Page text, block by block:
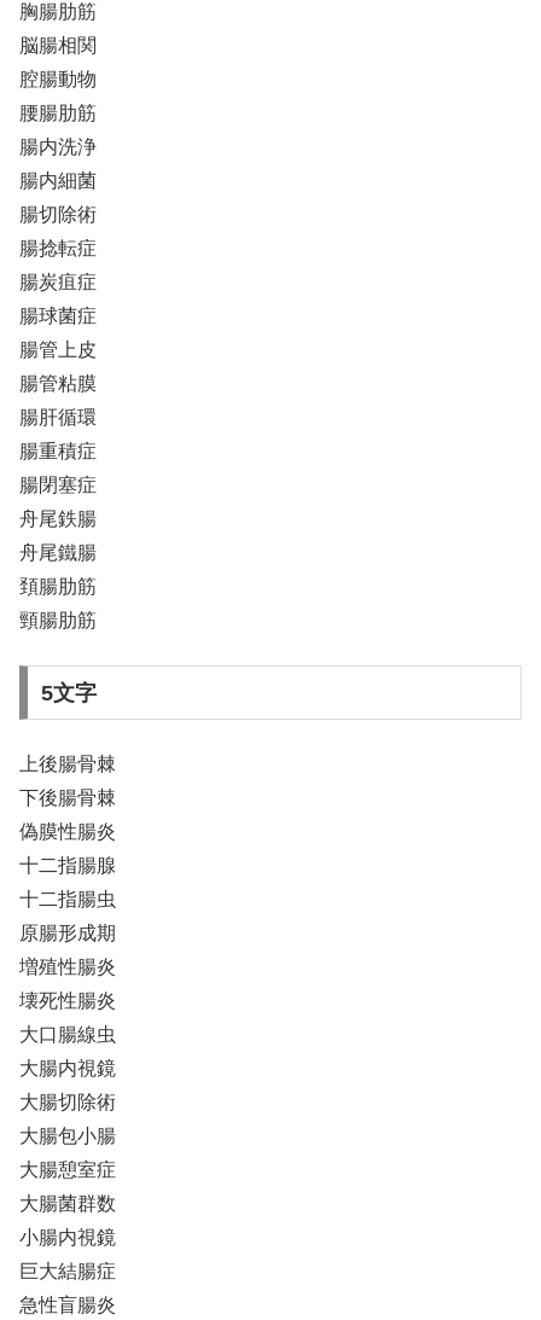
胸腸肋筋
脳腸相関
腔腸動物
腰腸肋筋
腸内洗浄
腸内細菌
腸切除術
腸捻転症
腸炭疽症
腸球菌症
腸管上皮
腸管粘膜
腸肝循環
腸重積症
腸閉塞症
舟尾鉄腸
舟尾鐵腸
頚腸肋筋
頸腸肋筋
5文字
上後腸骨棘
下後腸骨棘
偽膜性腸炎
十二指腸腺
十二指腸虫
原腸形成期
増殖性腸炎
壊死性腸炎
大口腸線虫
大腸内視鏡
大腸切除術
大腸包小腸
大腸憩室症
大腸菌群数
小腸内視鏡
巨大結腸症
急性盲腸炎